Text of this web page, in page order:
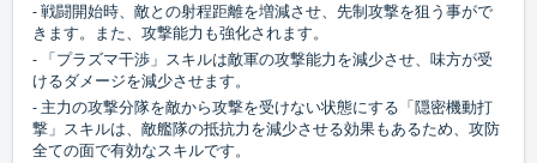
- 戦闘開始時、敵との射程距離を増減させ、先制攻撃を狙う事がで
きます。また、攻撃能力も強化されます。
- 「プラズマ干渉」スキルは敵軍の攻撃能力を減少させ、味方が受
けるダメージを減少させます。
- 主力の攻撃分隊を敵から攻撃を受けない状態にする「隠密機動打
撃」スキルは、敵艦隊の抵抗力を減少させる効果もあるため、攻防
全ての面で有効なスキルです。